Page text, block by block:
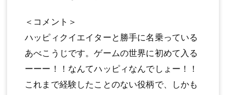
＜コメント＞
ハッピィクイエイターと勝⼿に名乗っている
あべこうじです。ゲームの世界に初めて⼊る
ーーー！！なんてハッピィなんでしょー！！
これまで経験したことのない役柄で、しかも